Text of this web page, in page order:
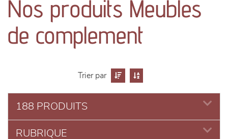
séjours
meubles de complément
chambres et dressing
literie
décoration
Nos produits Meubles
de complement
Trier par
188 PRODUITS
RUBRIQUE